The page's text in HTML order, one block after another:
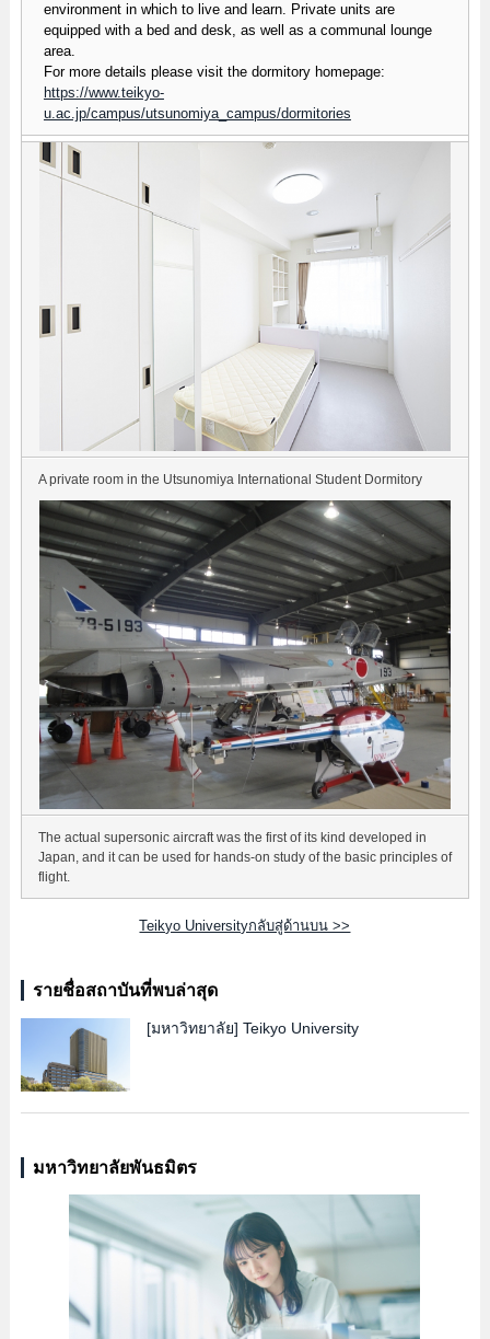
environment in which to live and learn. Private units are
equipped with a bed and desk, as well as a communal lounge
area.
For more details please visit the dormitory homepage:
https://www.teikyo-
u.ac.jp/campus/utsunomiya_campus/dormitories
A private room in the Utsunomiya International Student Dormitory
The actual supersonic aircraft was the first of its kind developed in
Japan, and it can be used for hands-on study of the basic principles of
flight.
Teikyo Universityกลับสู่ด้านบน >>
รายชื่อสถาบันที่พบล่าสุด
[มหาวิทยาลัย] Teikyo University
มหาวิทยาลัยพันธมิตร